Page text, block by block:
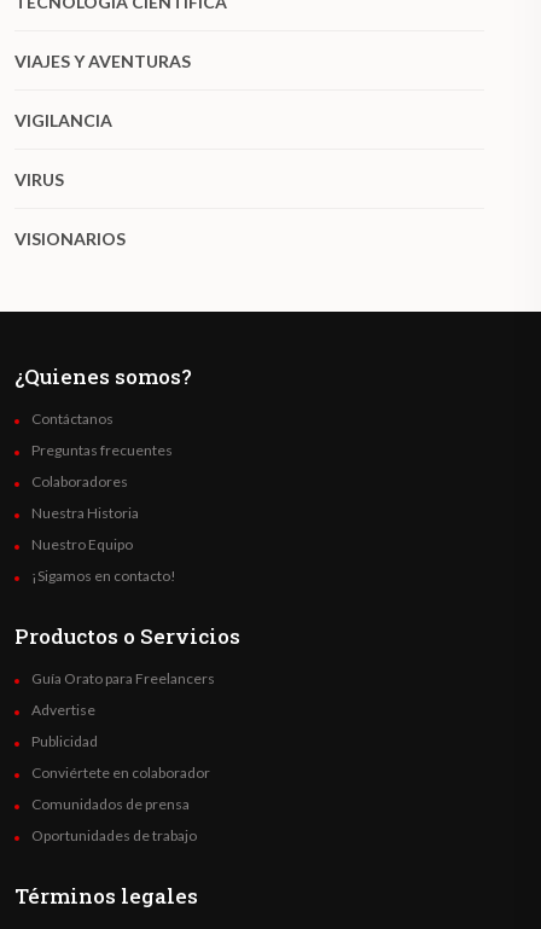
VIAJES Y AVENTURAS
VIGILANCIA
VIRUS
VISIONARIOS
¿Quienes somos?
Contáctanos
Preguntas frecuentes
Colaboradores
Nuestra Historia
Nuestro Equipo
¡Sigamos en contacto!
Productos o Servicios
Guía Orato para Freelancers
Advertise
Publicidad
Conviértete en colaborador
Comunidados de prensa
Oportunidades de trabajo
Términos legales